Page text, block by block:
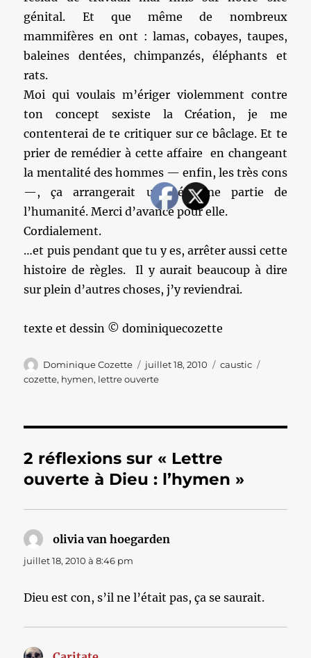
génital. Et que même de nombreux
mammifères en ont : lamas, cobayes, taupes,
baleines dentées, chimpanzés, éléphants et
rats.
Moi qui voulais m’ériger violemment contre
ton concept sexiste la Création, je me
contenterai de te critiquer sur ce bâclage. Et te
prier de remédier à cette affaire en changeant
la mentalité des hommes — enfin, les très cons
—, ça arrangerait une énorme partie de
l’humanité. Merci d’avance pour elle.
Cordialement.
…et puis pendant que tu y es, arrêter aussi cette
histoire de règles. Il y aurait beaucoup à dire
sur plein d’autres choses, j’y reviendrai.
texte et dessin © dominiquecozette
Auteur
Dominique Cozette
Publié
le
juillet 18, 2010 Catégories
caustic
cozette, hymen, lettre ouverte
2 réflexions sur « Lettre
ouverte à Dieu : l’hymen »
olivia van hoegarden
juillet 18, 2010 à 8:46 pm
Dieu est con, s’il ne l’était pas, ça se saurait.